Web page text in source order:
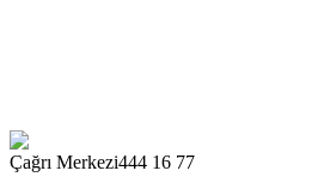
Çağrı Merkezi444 16 77